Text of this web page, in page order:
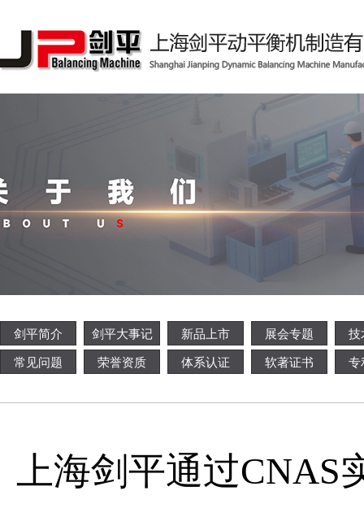
剑平简介 剑平大事记 新品上市 展会专题 技
常见问题 荣誉资质 体系认证 软著证书 专
上海剑平通过